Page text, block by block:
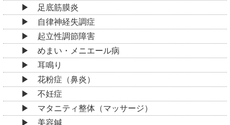
足底筋膜炎
自律神経失調症
起立性調節障害
めまい・メニエール病
耳鳴り
花粉症（鼻炎）
不妊症
マタニティ整体（マッサージ）
美容鍼